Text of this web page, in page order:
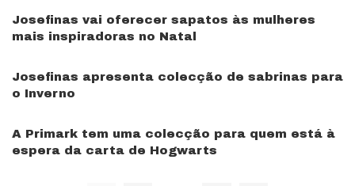
Josefinas vai oferecer sapatos às mulheres
mais inspiradoras no Natal
Josefinas apresenta colecção de sabrinas para
o Inverno
A Primark tem uma colecção para quem está à
espera da carta de Hogwarts